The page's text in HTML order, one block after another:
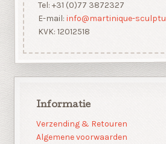
Tel: +31 (0)77 3872327
E-mail: info@martinique-
KVK: 12012518
Informatie
Verzending & Retouren
Algemene voorwaarden